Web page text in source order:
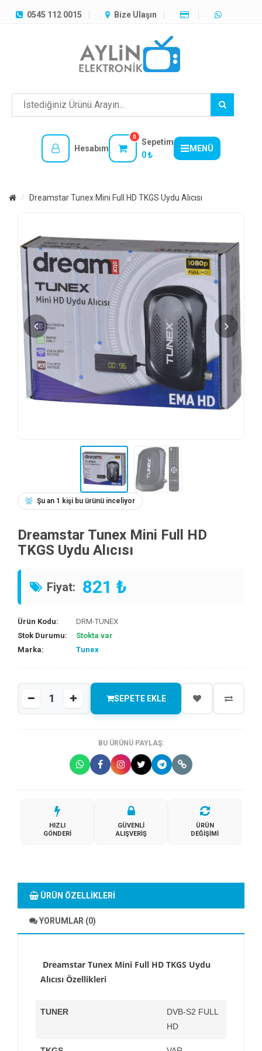
0545 112 0015 Bize Ulaşın
Hesabım
0
Sepetim
0 ₺
MENÜ
TÜM
Dreamstar Tunex Mini Full HD TKGS Uydu Alıcısı
Şu an 1 kişi bu ürünü inceliyor
Dreamstar Tunex Mini Full HD
TKGS Uydu Alıcısı
Fiyat: 821 ₺
Ürün Kodu:
DRM-TUNEX
Stok Durumu:
Stokta var
Marka:
Tunex
SEPETE EKLE
BU ÜRÜNÜ PAYLAŞ:
HIZLI
GÖNDERI
GÜVENLI
ALIŞVERIŞ
ÜRÜN
DEĞIŞIMI
ÜRÜN ÖZELLIKLERI
YORUMLAR (0)
TUNER
DVB-S2 FULL
HD
Dreamstar Tunex Mini Full HD TKGS Uydu
Alıcısı Özellikleri